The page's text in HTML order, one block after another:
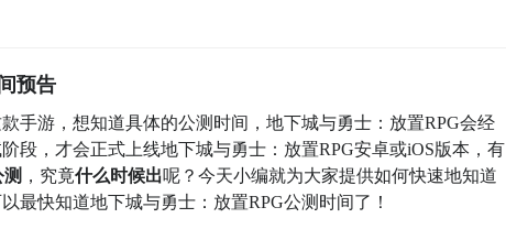
预告
手游，想知道具体的公测时间，地下城与勇士：放置RPG会经
段，才会正式上线地下城与勇士：放置RPG安卓或iOS版本，有
，究竟什么时候出呢？今天小编就为大家提供如何快速地知道
最快知道地下城与勇士：放置RPG公测时间了！